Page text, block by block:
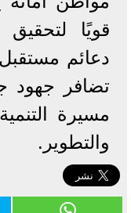
قويًا
دعائم
تضافر جهود
مسيرة
والتطوير.